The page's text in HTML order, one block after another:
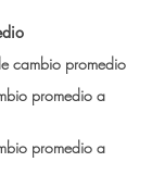
cambio promedio
promedio a
promedio a